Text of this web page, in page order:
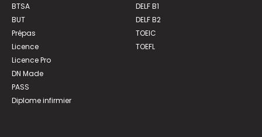
BTSA
BUT
Prépas
Licence
Licence Pro
DN Made
PASS
Diplome infirmier
DELF B1
DELF B2
TOEIC
TOEFL